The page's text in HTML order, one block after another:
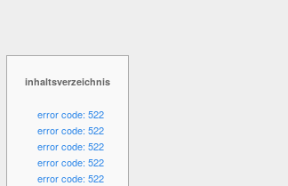
inhaltsverzeichnis
error code: 522
error code: 522
error code: 522
error code: 522
error code: 522